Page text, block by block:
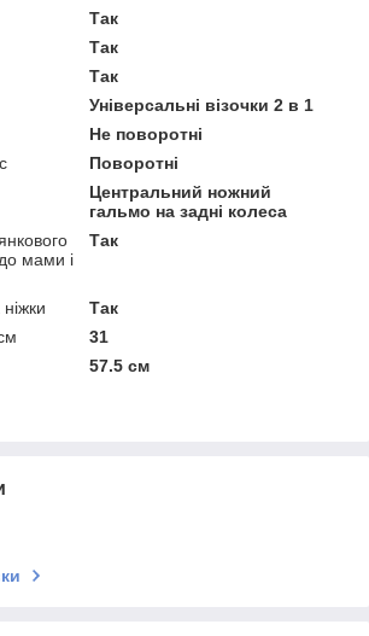
Так
Так
Так
Універсальні візочки 2 в 1
Не поворотні
Поворотні
Центральний ножний
гальмо на задні колеса
мами і
Так
Так
31
57.5 см